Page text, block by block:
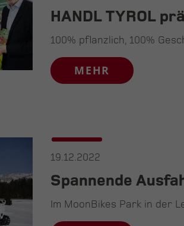
HANDL TYROL
100% pflanzlich, 100%
MEHR
19.12.2022
Spannende
Im MoonBikes Park in der